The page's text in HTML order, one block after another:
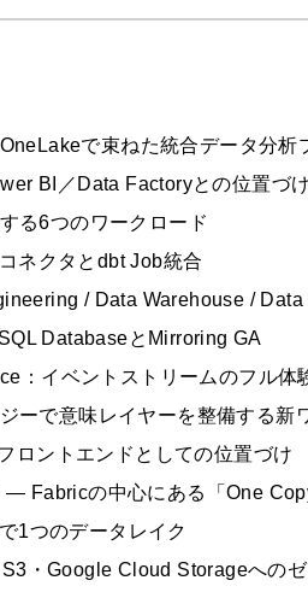
で束ねた統合データ分析
BI／Data Factoryとの位置づけ
る6つのワークロード
ネクタとdbt Job統合
/ Data Warehouse /
DatabaseとMirroring GA
：イベントストリームのフル体
ーで意味レイヤーを整備する新
ロントエンドとしての位置づけ
Fabricの中心にある「One
1つのデータレイク
・Google Cloud Storageへの